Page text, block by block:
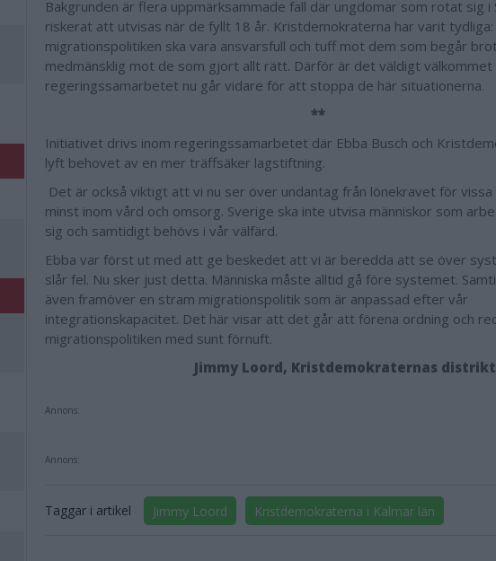
Bakgrunden är flera uppmärksammade fall där ungdomar som rotat sig i
riskerat att utvisas när de fyllt 18 år. Kristdemokraterna har varit tydliga:
migrationspolitiken ska vara ansvarsfull och tuff mot dem som begår
medmänsklig mot de som gjort allt rätt. Därför är det väldigt
regeringssamarbetet nu går vidare för att stoppa de här situationerna.
**
Initiativet drivs inom regeringssamarbetet där Ebba Busch och
lyft behovet av en mer träffsäker lagstiftning.
Det är också viktigt att vi nu ser över undantag från lönekravet för
minst inom vård och omsorg. Sverige ska inte utvisa människor som
sig och samtidigt behövs i vår välfärd.
Ebba var först ut med att ge beskedet att vi är beredda att se över
slår fel. Nu sker just detta. Människa måste alltid gå före systemet.
även framöver en stram migrationspolitik som är anpassad efter vår
integrationskapacitet. Det här visar att det går att förena ordning och
migrationspolitiken med sunt förnuft.
Jimmy Loord, Kristdemokraternas
Annons:
Annons:
Taggar i artikel Jimmy Loord Kristdemokraterna i Kalmar län